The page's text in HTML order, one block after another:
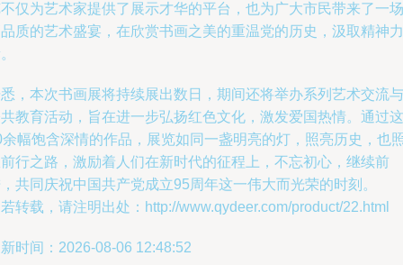
仅为艺术家提供了展示才华的平台，也为广大市民带来了一场
质的艺术盛宴，在欣赏书画之美的重温党的历史，汲取精神力
，本次书画展将持续展出数日，期间还将举办系列艺术交流与
教育活动，旨在进一步弘扬红色文化，激发爱国热情。通过这
幅饱含深情的作品，展览如同一盏明亮的灯，照亮历史，也
行之路，激励着人们在新时代的征程上，不忘初心，继续前
共同庆祝中国共产党成立95周年这一伟大而光荣的时刻。
转载，请注明出处：http://www.qydeer.com/product/22.html
时间：2026-08-06 12:48:52